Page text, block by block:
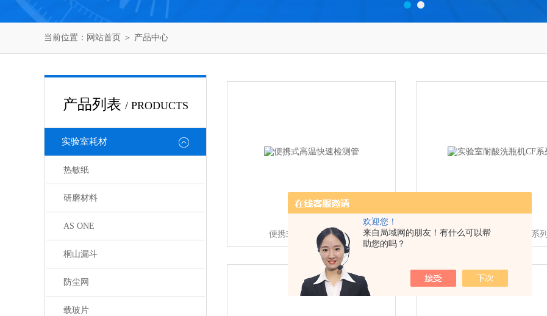
欢迎您！
来自局域网的朋友！有什么可以帮
助您的吗？
当前位置： 网站首页 ＞ 产品中心
产品列表 / PRODUCTS
实验室耗材
热敏纸
研磨材料
AS ONE
桐山漏斗
防尘网
载玻片
便携式高温快速检测管 实验室耐酸洗瓶机CF系列